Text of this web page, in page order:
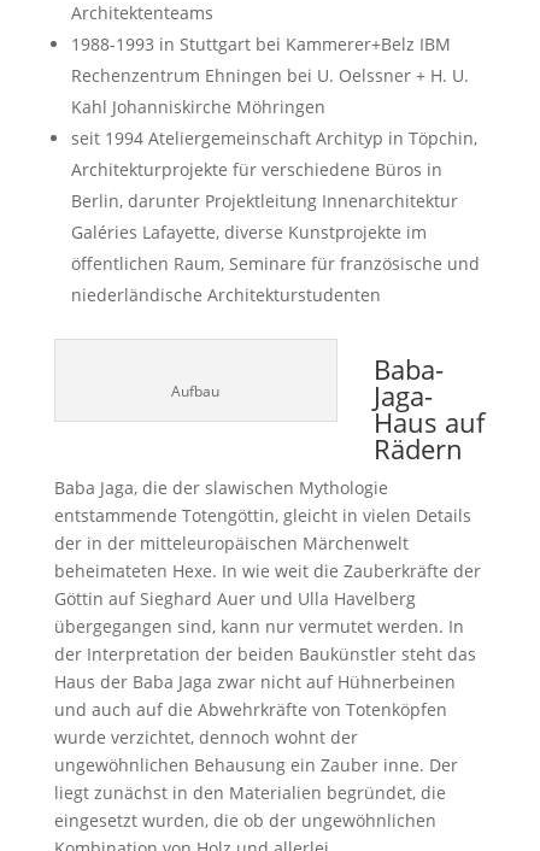
Architektenteams
1988-1993 in Stuttgart bei Kammerer+Belz IBM
Rechenzentrum Ehningen bei U. Oelssner + H. U.
Kahl Johanniskirche Möhringen
seit 1994 Ateliergemeinschaft Archityp in Töpchin,
Architekturprojekte für verschiedene Büros in
Berlin, darunter Projektleitung Innenarchitektur
Galéries Lafayette, diverse Kunstprojekte im
öffentlichen Raum, Seminare für französische und
niederländische Architekturstudenten
Aufbau
Baba-
Jaga-
Haus auf
Rädern
Baba Jaga, die der slawischen Mythologie
entstammende Totengöttin, gleicht in vielen Details
der in der mitteleuropäischen Märchenwelt
beheimateten Hexe. In wie weit die Zauberkräfte der
Göttin auf Sieghard Auer und Ulla Havelberg
übergegangen sind, kann nur vermutet werden. In
der Interpretation der beiden Baukünstler steht das
Haus der Baba Jaga zwar nicht auf Hühnerbeinen
und auch auf die Abwehrkräfte von Totenköpfen
wurde verzichtet, dennoch wohnt der
ungewöhnlichen Behausung ein Zauber inne. Der
liegt zunächst in den Materialien begründet, die
eingesetzt wurden, die ob der ungewöhnlichen